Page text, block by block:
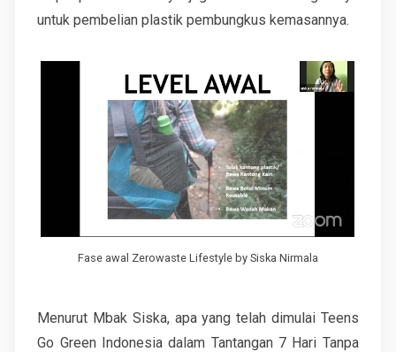
untuk pembelian plastik pembungkus kemasannya.
Fase awal Zerowaste Lifestyle by Siska Nirmala
Menurut Mbak Siska, apa yang telah dimulai Teens
Go Green Indonesia dalam Tantangan 7 Hari Tanpa